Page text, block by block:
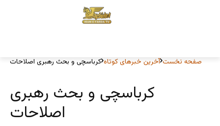
صفحه نخست آخرین خبرهای کوتاه کرباسچی و بحث رهبری اصلاحات
کرباسچی و بحث رهبری
اصلاحات